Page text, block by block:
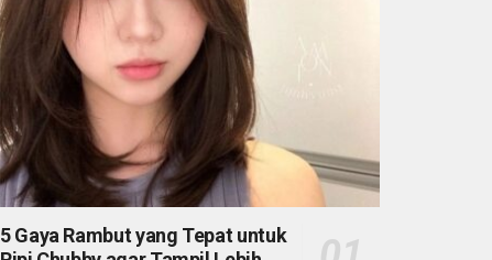
5 Gaya Rambut yang Tepat untuk